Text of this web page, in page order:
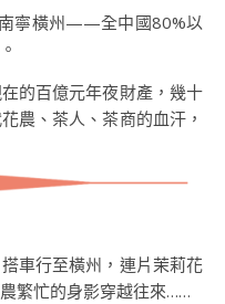
南寧橫州——全中國80%以
的百億元年夜財產，幾十
農、茶人、茶商的血汗，
車行至橫州，連片茉莉花
繁忙的身影穿越往來……